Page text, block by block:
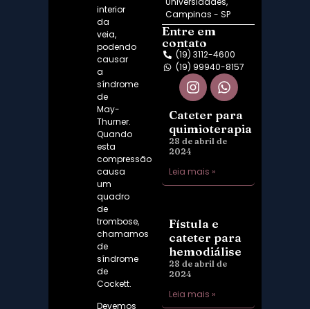
interior
da
veia,
podendo
causar
a
síndrome
de
May-
Thurner.
Quando
esta
compressão
causa
um
quadro
de
trombose,
chamamos
de
síndrome
de
Cockett.
Devemos
Campinas - SP
Entre em
contato
(19) 3112-4600
(19) 99940-8157
Cateter para
quimioterapia
28 de abril de
2024
Leia mais »
Fístula e
cateter para
hemodiálise
28 de abril de
2024
Leia mais »